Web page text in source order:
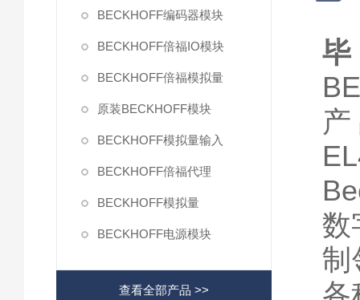
BECKHOFF编码器模块
BECKHOFF倍福IO模块
BECKHOFF倍福模拟量
原装BECKHOFF模块
BECKHOFF模拟量输入
BECKHOFF倍福代理
BECKHOFF模拟量
BECKHOFF电源模块
查看全部产品 >>
数
制